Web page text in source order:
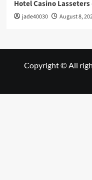
Hotel Casino
jade40030 August 8,
Copyright © All